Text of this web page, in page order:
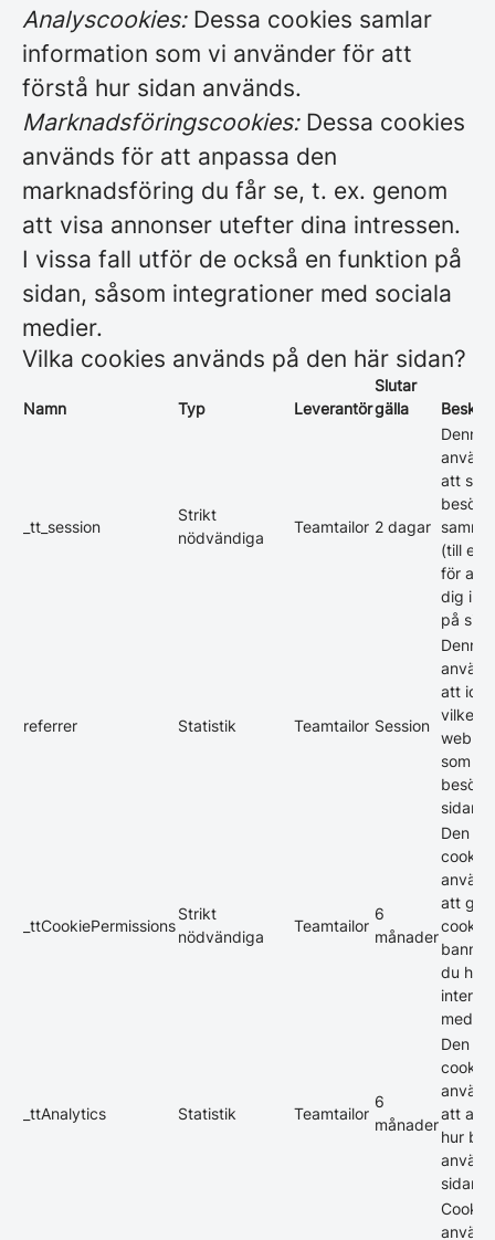
Analyscookies:Dessa cookies samlar
information som vi använder för att
förstå hur sidan används.
Marknadsföringscookies:Dessa cookies
används för att anpassa den
marknadsföring du får se, t. ex. genom
att visa annonser utefter dina intressen.
I vissa fall utför de också en funktion på
sidan, såsom integrationer med sociala
medier.
Vilka cookies används på den här sidan?
Namn Typ Leverantör
Slutar
gälla
_tt_session
Strikt
nödvändiga
Teamtailor 2 dagar
Denna
att
(till
för att
dig
på
referrer Statistik Teamtailor Session
Denna
att
vilken
som
sidan.
_ttCookiePermissions
Strikt
nödvändiga
Teamtailor
6
månader
Den
att
cookie-
du har
med
_ttAnalytics Statistik Teamtailor
6
månader
Den
att
hur
sidan.